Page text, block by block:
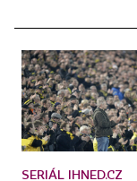
SERIÁL IHNED.CZ